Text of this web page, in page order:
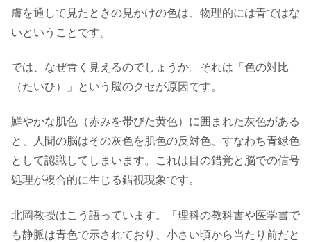
膚を通して見たときの見かけの色は、物理的には青ではな
いということです。
では、なぜ青く見えるのでしょうか。それは「色の対比
（たいひ）」という脳のクセが原因です。
鮮やかな肌色（赤みを帯びた黄色）に囲まれた灰色がある
と、人間の脳はその灰色を肌色の反対色、すなわち青緑色
として認識してしまいます。これは目の錯覚と脳での信号
処理が複合的に生じる錯視現象です。
北岡教授はこう語っています。「理科の教科書や医学書で
も静脈は青色で示されており、小さい頃から当たり前だと